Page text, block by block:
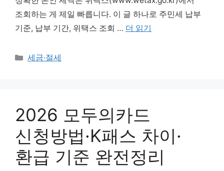
조회하는 게 제일 빠릅니다. 이 글 하나로 주민세 납부
기준, 납부 기간, 위택스 조회 … 더 읽기
카테고리
세금·절세
2026 모두의카드
신청방법·K패스 차이·
환급 기준 완전정리